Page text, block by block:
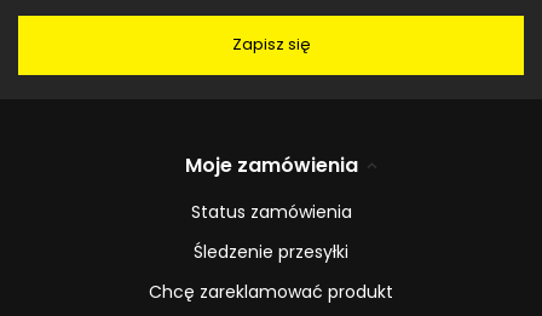
Zapisz się
Moje zamówienia
Status zamówienia
Śledzenie przesyłki
Chcę zareklamować produkt